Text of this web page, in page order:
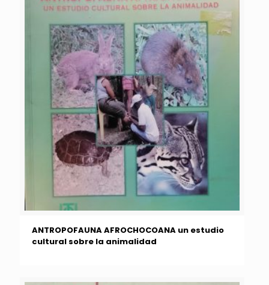
ANTROPOFAUNA AFROCHOCOANA un estudio
cultural sobre la animalidad